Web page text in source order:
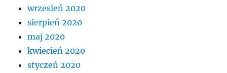
wrzesień 2020
sierpień 2020
maj 2020
kwiecień 2020
styczeń 2020